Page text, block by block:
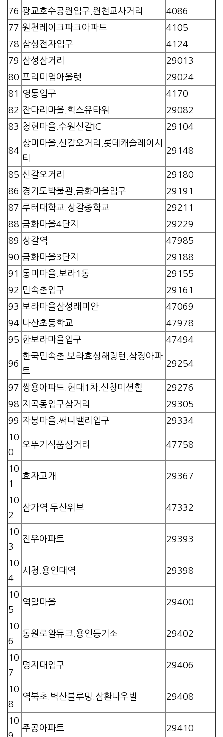
76 광교호수공원입구.원천교사거리
4086
77 원천레이크파크아파트
4105
78 삼성전자입구
4124
79 삼성삼거리
29013
80 프리미엄아울렛
29024
81
영통입구
4170
82 잔다리마을.힉스유타워
29082
83 청현마을.수원신갈IC 29104
84
상미마을.신갈오거리.롯데캐슬레이시
티
29148
85 신갈오거리
29180
86 경기도박물관.금화마을입구
29191
87 루터대학교.상갈중학교
29211
88 금화마을4단지
29229
89 상갈역
47985
90 금화마을3단지
29188
91
통미마을.보라1동
29155
92 민속촌입구
29161
93 보라마을삼성래미안
47069
94 나산초등학교
47978
95 한보라마을입구 47494
96
한국민속촌.보라효성해링턴.삼정아파
트
29254
97 쌍용아파트.현대1차.신창미션힐
29276
98 지곡동입구삼거리
29305
99 자봉마을.써니밸리입구
29334
10
0
오뚜기식품삼거리 47758
10
1
효자고개 29367
10
2
삼가역.두산위브 47332
10
3
진우아파트 29393
10
4
시청.용인대역 29398
10
5
역말마을 29400
10
6
동원로얄듀크.용인등기소 29402
10
7
명지대입구 29406
10
8
역북초.벽산블루밍.삼환나우빌 29408
10
주공아파트 29410